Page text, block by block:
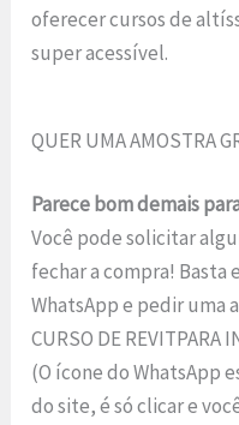
oferecer cursos de
super acessível.
QUER UMA AMOSTRA
Parece bom demais
Você pode solicitar
fechar a compra!
WhatsApp e pedir uma
CURSO DE REVITPARA
(O ícone do WhatsApp
do site, é só clicar e